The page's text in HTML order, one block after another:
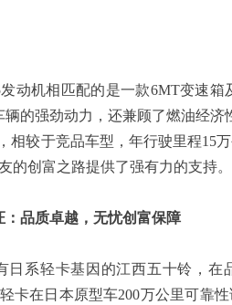
机相匹配的是一款6MT变速箱
辆的强劲动力，还兼顾了燃油经济
相较于竞品车型，年行驶里程15
的创富之路提供了强有力的支持。
品质卓越，无忧创富保障
系轻卡基因的江西五十铃，在
卡在日本原型车200万公里可靠